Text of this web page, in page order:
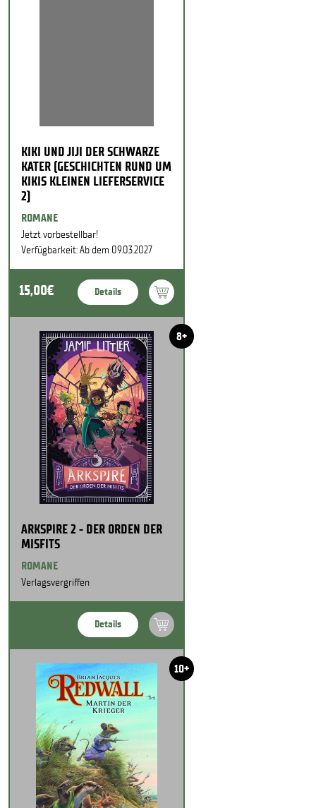
KIKI UND JIJI DER SCHWARZE
KATER (GESCHICHTEN RUND UM
KIKIS KLEINEN LIEFERSERVICE
2)
ROMANE
Jetzt vorbestellbar!
Verfügbarkeit: Ab dem 09.03.2027
15,00€ Details
8+
ARKSPIRE 2 - DER ORDEN DER
MISFITS
ROMANE
Verlagsvergriffen
Details
10+